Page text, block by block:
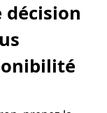
décision